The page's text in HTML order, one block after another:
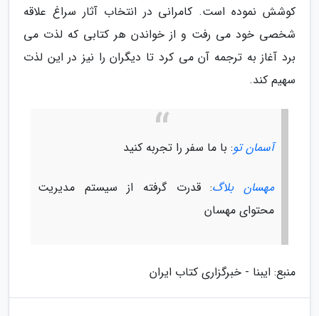
کوشش نموده است. کامرانی در انتخاب آثار سراغ علاقه
شخصی خود می رفت و از خواندن هر کتابی که لذت می
برد آغاز به ترجمه آن می کرد تا دیگران را نیز در این لذت
سهیم کند.
آسمان تو: با ما سفر را تجربه کنید
مهسان بلاگ: قدرت گرفته از سیستم مدیریت
محتوای مهسان
منبع: ایبنا - خبرگزاری کتاب ایران